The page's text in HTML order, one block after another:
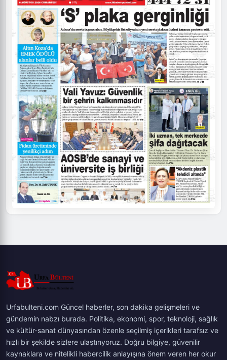
Urfabulteni.com Güncel haberler, son dakika gelişmeleri ve
gündemin nabzı burada. Politika, ekonomi, spor, teknoloji, sağlık
ve kültür-sanat dünyasından özenle seçilmiş içerikleri tarafsız ve
hızlı bir şekilde sizlere ulaştırıyoruz. Doğru bilgiye, güvenilir
kaynaklara ve nitelikli habercilik anlayışına önem veren her okur